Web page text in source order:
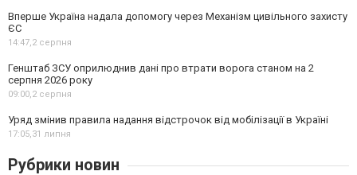
Вперше Україна надала допомогу через Механізм цивільного захисту
ЄС
14:47,2 серпня
Генштаб ЗСУ оприлюднив дані про втрати ворога станом на 2
серпня 2026 року
09:00,2 серпня
Уряд змінив правила надання відстрочок від мобілізації в Україні
17:05,31 липня
Рубрики новин